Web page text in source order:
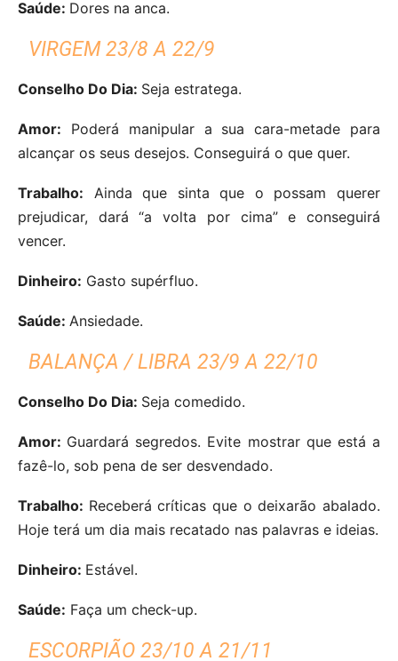
Saúde: Dores na anca.
VIRGEM 23/8 A 22/9
Conselho Do Dia: Seja estratega.
Amor: Poderá manipular a sua cara-metade para
alcançar os seus desejos. Conseguirá o que quer.
Trabalho: Ainda que sinta que o possam querer
prejudicar, dará “a volta por cima” e conseguirá
vencer.
Dinheiro: Gasto supérfluo.
Saúde: Ansiedade.
BALANÇA / LIBRA 23/9 A 22/10
Conselho Do Dia: Seja comedido.
Amor: Guardará segredos. Evite mostrar que está a
fazê-lo, sob pena de ser desvendado.
Trabalho: Receberá críticas que o deixarão abalado.
Hoje terá um dia mais recatado nas palavras e ideias.
Dinheiro: Estável.
Saúde: Faça um check-up.
ESCORPIÃO 23/10 A 21/11